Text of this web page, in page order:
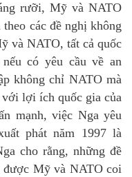
rưỡi, Mỹ và NATO
các đề nghị không
và NATO, tất cả quốc
có yêu cầu về an
không chỉ NATO mà
lợi ích quốc gia của
mạnh, việc Nga yêu
phát năm 1997 là
cho rằng, những đề
được Mỹ và NATO coi